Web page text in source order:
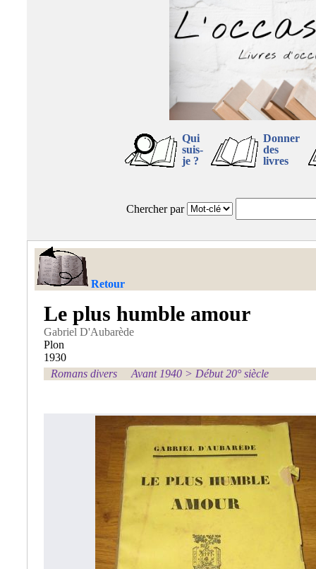
Qui
suis-
je ?
Donner
des
livres
Chercher par
Retour
Le plus humble amour
Gabriel D'Aubarède
Plon
1930
Romans divers
Avant 1940 > Début 20° siècle